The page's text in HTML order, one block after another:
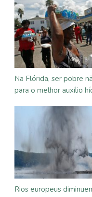
Na Flórida, ser pobre
para o melhor auxílio
Rios europeus